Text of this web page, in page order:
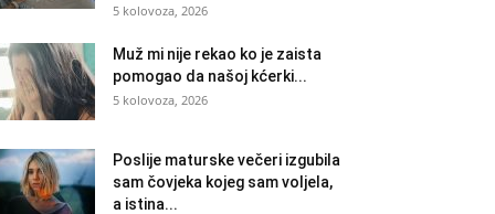
5 kolovoza, 2026
Muž mi nije rekao ko je zaista
pomogao da našoj kćerki...
5 kolovoza, 2026
Poslije maturske večeri izgubila
sam čovjeka kojeg sam voljela,
a istina...